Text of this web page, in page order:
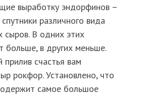
выработку эндорфинов –
различного вида
сыров. В одних этих
больше, в других меньше.
счастья вам
рокфор. Установлено, что
самое большое